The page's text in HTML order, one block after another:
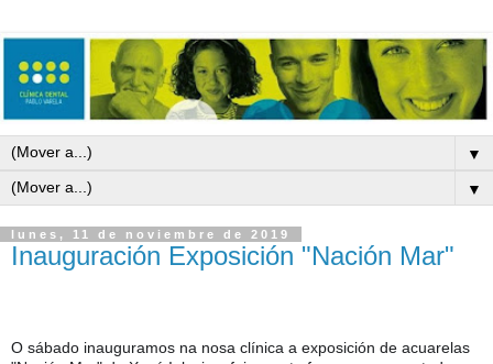
▼
▼
lunes, 11 de noviembre de 2019
Inauguración Exposición "Nación Mar"
O sábado inauguramos na nosa clínica a exposición de acuarelas